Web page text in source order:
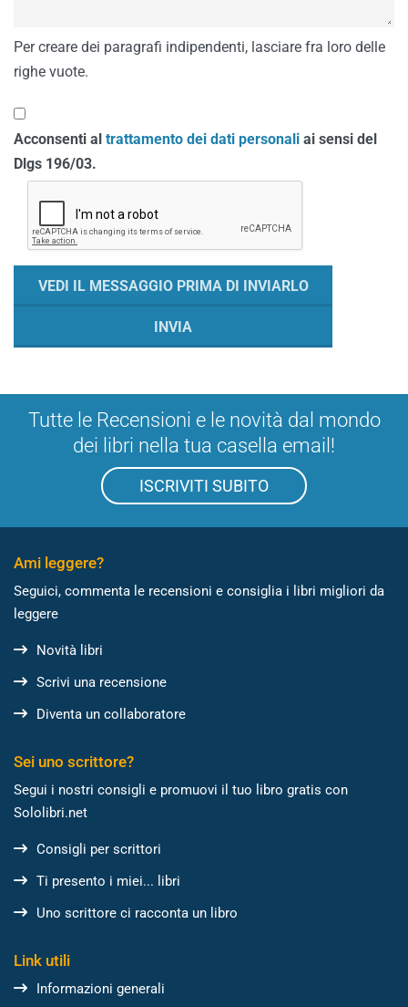
Per creare dei paragrafi indipendenti, lasciare fra loro delle
righe vuote.
Acconsenti al trattamento dei dati personali ai sensi del
Dlgs 196/03.
Tutte le Recensioni e le novità dal mondo
dei libri nella tua casella email!
ISCRIVITI SUBITO
Ami leggere?
Seguici, commenta le recensioni e consiglia i libri migliori da
leggere
Novità libri
Scrivi una recensione
Diventa un collaboratore
Sei uno scrittore?
Segui i nostri consigli e promuovi il tuo libro gratis con
Sololibri.net
Consigli per scrittori
Ti presento i miei... libri
Uno scrittore ci racconta un libro
Link utili
Informazioni generali